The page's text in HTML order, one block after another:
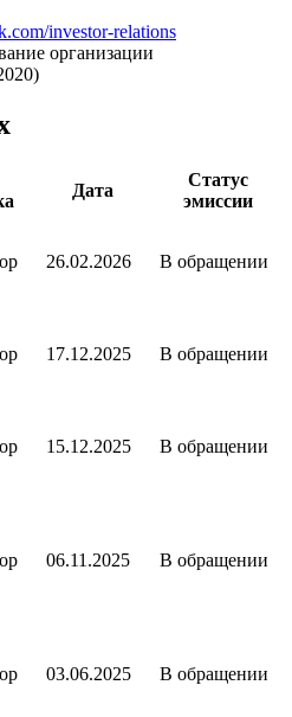
investor-relations
организации
Дата
Статус
эмиссии
26.02.2026 В обращении
17.12.2025 В обращении
15.12.2025 В обращении
06.11.2025 В обращении
03.06.2025 В обращении